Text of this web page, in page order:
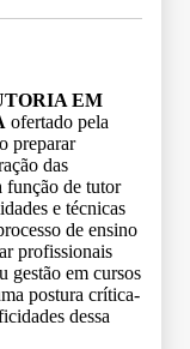
EM
ofertado pela
preparar
das
função de tutor
e técnicas
de ensino
profissionais
gestão em cursos
postura crítica-
dessa